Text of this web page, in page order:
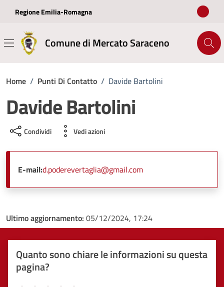
Regione Emilia-Romagna
Comune di Mercato Saraceno
Home / Punti Di Contatto / Davide Bartolini
Davide Bartolini
Condividi Vedi azioni
E-mail:d.poderevertaglia@gmail.com
Ultimo aggiornamento: 05/12/2024, 17:24
Quanto sono chiare le informazioni su questa
pagina?